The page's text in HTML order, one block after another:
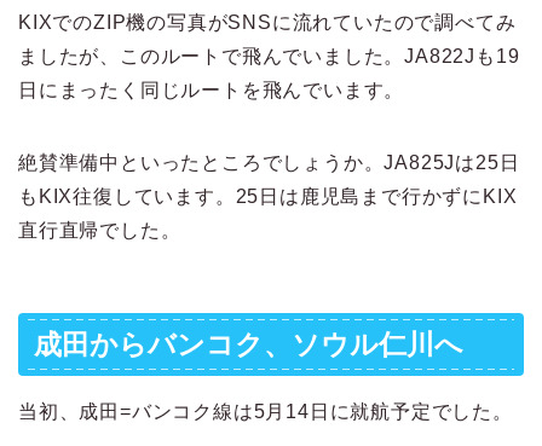
KIXでのZIP機の写真がSNSに流れていたので調べてみ
ましたが、このルートで飛んでいました。JA822Jも19
日にまったく同じルートを飛んでいます。
絶賛準備中といったところでしょうか。JA825Jは25日
もKIX往復しています。25日は鹿児島まで行かずにKIX
直行直帰でした。
成田からバンコク、ソウル仁川へ
当初、成田=バンコク線は5月14日に就航予定でした。